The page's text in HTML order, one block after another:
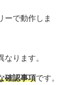
ーで動作しま
ります。
確認事項です。